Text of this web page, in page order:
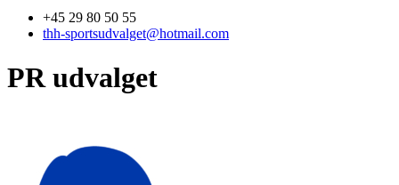
+45 29 80 50 55
thh-sportsudvalget@hotmail.com
PR udvalget